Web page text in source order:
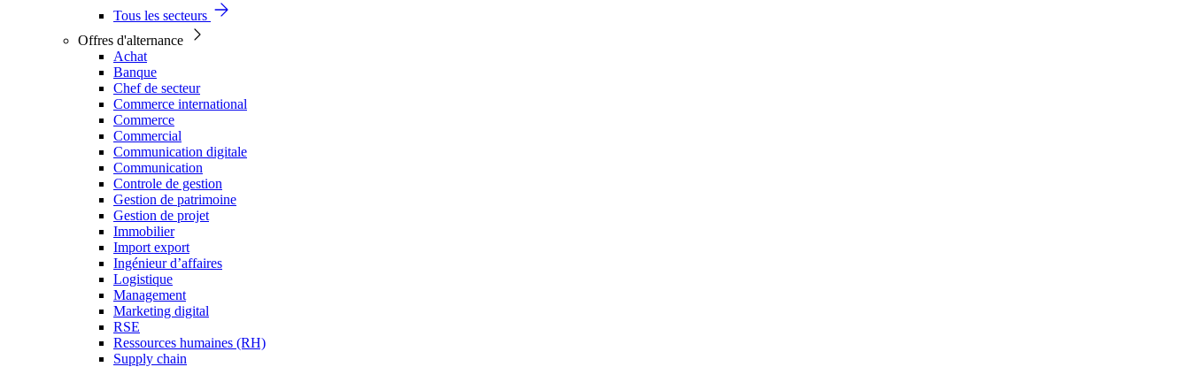
Tous les secteurs
Offres d'alternance
Achat
Banque
Chef de secteur
Commerce international
Commerce
Commercial
Communication digitale
Communication
Controle de gestion
Gestion de patrimoine
Gestion de projet
Immobilier
Import export
Ingénieur d’affaires
Logistique
Management
Marketing digital
RSE
Ressources humaines (RH)
Supply chain